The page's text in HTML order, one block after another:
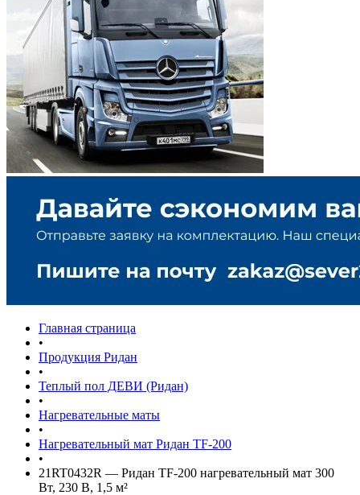
Главная страница
•
Продукция Ридан
•
Теплый пол ДЕВИ (Ридан)
•
Нагревательные маты
•
Нагревательный мат Ридан TF-200
•
21RT0432R — Ридан TF-200 нагревательный мат 300
Вт, 230 В, 1,5 м²